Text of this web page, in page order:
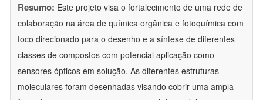
Resumo: Este projeto visa o fortalecimento de uma rede de
colaboração na área de química orgânica e fotoquímica com
foco direcionado para o desenho e a síntese de diferentes
classes de compostos com potencial aplicação como
sensores ópticos em solução. As diferentes estruturas
moleculares foram desenhadas visando cobrir uma ampla